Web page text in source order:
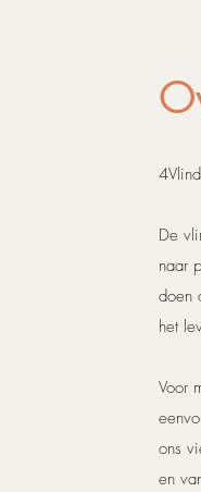
De
naar
doen
het
Voor
ons
en